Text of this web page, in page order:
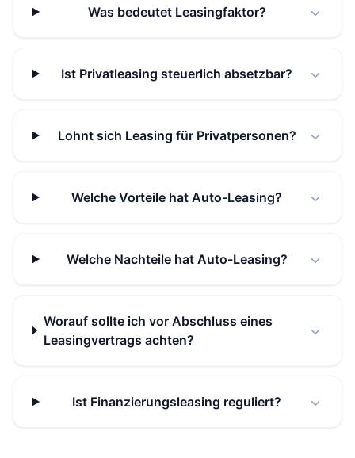
Was bedeutet Leasingfaktor?
Ist Privatleasing steuerlich absetzbar?
Lohnt sich Leasing für Privatpersonen?
Welche Vorteile hat Auto-Leasing?
Welche Nachteile hat Auto-Leasing?
Worauf sollte ich vor Abschluss eines
Leasingvertrags achten?
Ist Finanzierungsleasing reguliert?